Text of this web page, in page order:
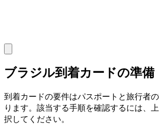
ブラジル到着カードの準備
到着カードの要件はパスポートと旅行者
ります。該当する手順を確認するには、
択してください。